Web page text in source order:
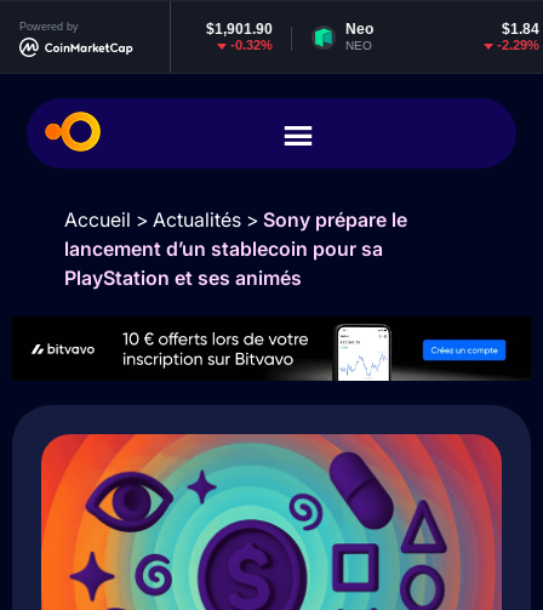
Powered by Neo
NEO
Accueil > Actualités> Sony prépare le
lancement d’un stablecoin pour sa
PlayStation et ses animés